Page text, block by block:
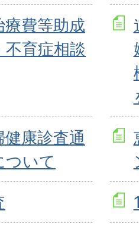
費等助成
育症相談
康診査通
ついて